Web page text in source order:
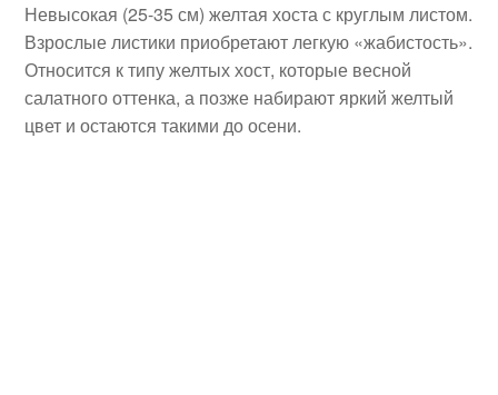
Невысокая (25-35 см) желтая хоста с круглым листом.
Взрослые листики приобретают легкую «жабистость».
Относится к типу желтых хост, которые весной
салатного оттенка, а позже набирают яркий желтый
цвет и остаются такими до осени.